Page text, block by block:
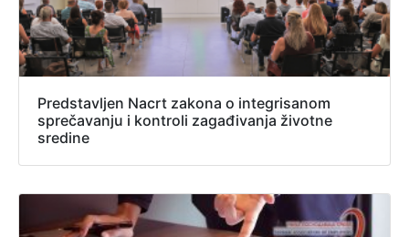
Predstavljen Nacrt zakona o integrisanom
sprečavanju i kontroli zagađivanja životne
sredine